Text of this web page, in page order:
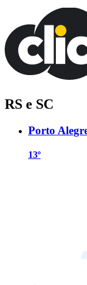
RS e SC
Porto
13º